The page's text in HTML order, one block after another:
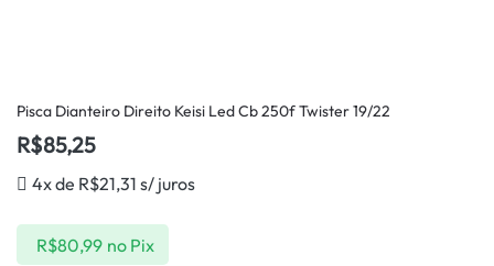
Pisca Dianteiro Direito Keisi Led Cb 250f Twister 19/22
R$85,25
4x de R$21,31 s/ juros
R$80,99 no Pix